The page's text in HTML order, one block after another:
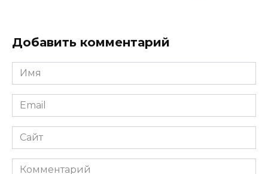
Добавить комментарий
Имя
*
Email
*
Сайт
Комментарий